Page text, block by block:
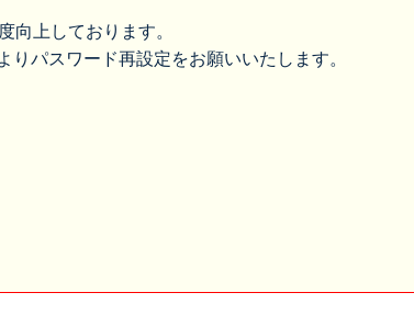
上しております。
パスワード再設定をお願いいたします。